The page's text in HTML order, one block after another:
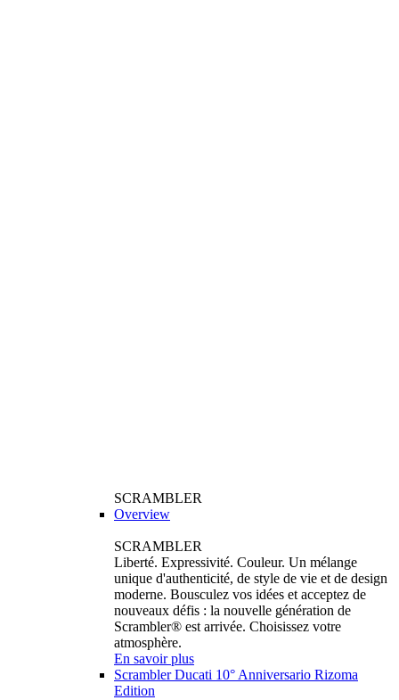
SCRAMBLER
Overview
SCRAMBLER
Liberté. Expressivité. Couleur. Un mélange
unique d'authenticité, de style de vie et de design
moderne. Bousculez vos idées et acceptez de
nouveaux défis : la nouvelle génération de
Scrambler® est arrivée. Choisissez votre
atmosphère.
En savoir plus
Scrambler Ducati 10° Anniversario Rizoma
Edition